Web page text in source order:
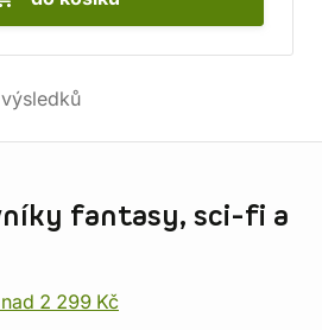
výsledků
fantasy, sci-fi a
2 299 Kč